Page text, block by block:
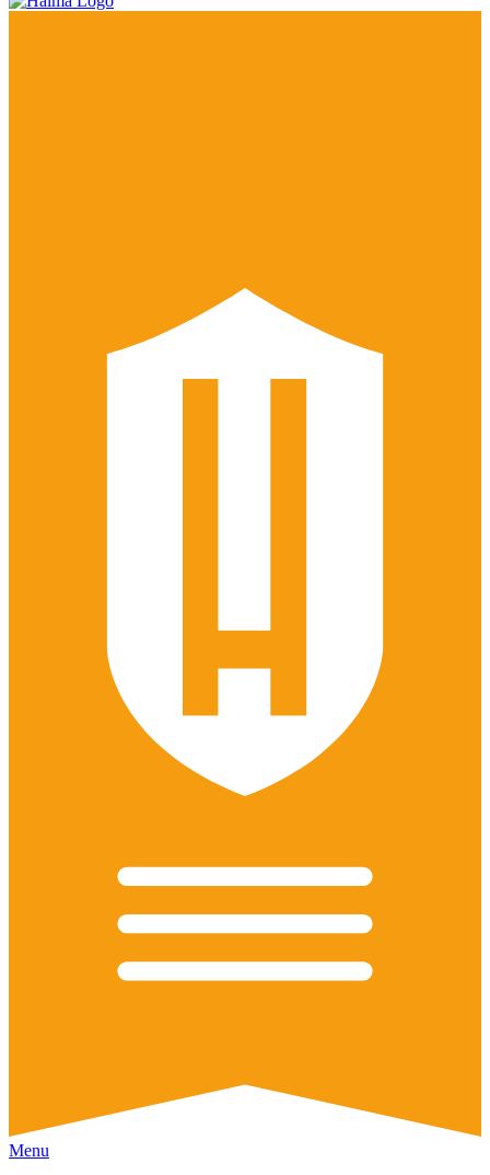
Menu